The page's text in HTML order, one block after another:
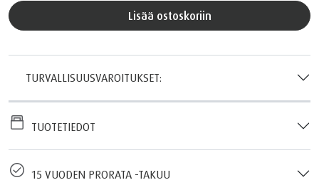
Lisää ostoskoriin
TURVALLISUUSVAROITUKSET:
TUOTETIEDOT
15 VUODEN PRORATA -TAKUU